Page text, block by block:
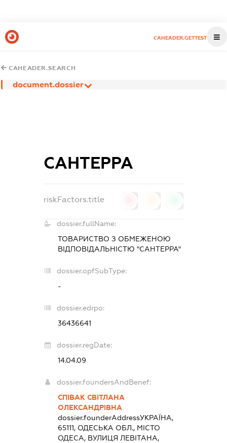
CAHEADER.GETTEST
CAHEADER.SEARCH
document.dossier
САНТЕРРА
riskFactors.title
dossier.fullName:
ТОВАРИСТВО З ОБМЕЖЕНОЮ
ВІДПОВІДАЛЬНІСТЮ "САНТЕРРА"
dossier.opfSubType:
-
dossier.edrpo:
36436641
dossier.regDate:
14.04.09
dossier.foundersAndBenef:
СПІВАК СВІТЛАНА
ОЛЕКСАНДРІВНА
dossier.founderAddressУКРАЇНА,
65111, ОДЕСЬКА ОБЛ., МІСТО
ОДЕСА, ВУЛИЦЯ ЛЕВІТАНА,